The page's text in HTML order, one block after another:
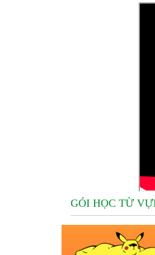
GÓI HỌC TỪ